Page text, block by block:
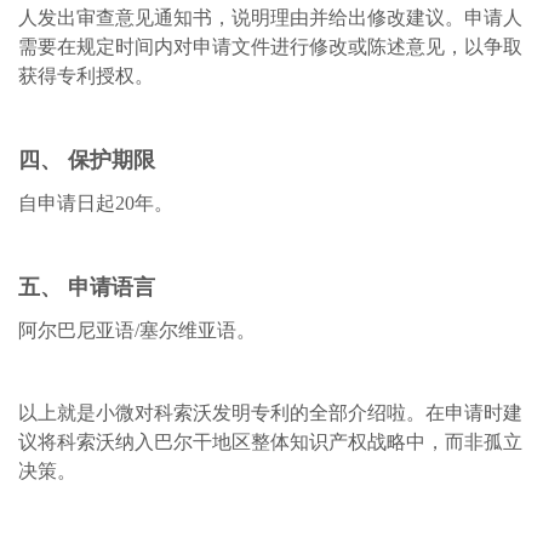
人发出审查意见通知书，说明理由并给出修改建议。申请人
需要在规定时间内对申请文件进行修改或陈述意见，以争取
获得专利授权。
四、 保护期限
自申请日起20年。
五、 申请语言
阿尔巴尼亚语/塞尔维亚语。
以上就是小微对科索沃发明专利的全部介绍啦。在申请时建
议将科索沃纳入巴尔干地区整体知识产权战略中，而非孤立
决策。